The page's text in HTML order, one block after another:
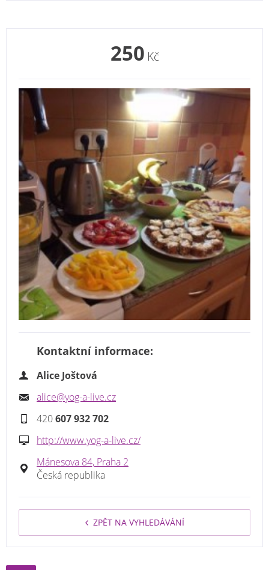
250 Kč
Kontaktní informace:
Alice Joštová
alice@yog-a-live.cz
420607 932 702
http://www.yog-a-live.cz/
Mánesova 84, Praha 2
Česká republika
ZPĚT NA VYHLEDÁVÁNÍ